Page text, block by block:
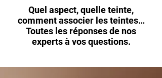
Quel aspect, quelle teinte,
comment associer les teintes…
Toutes les réponses de nos
experts à vos questions.